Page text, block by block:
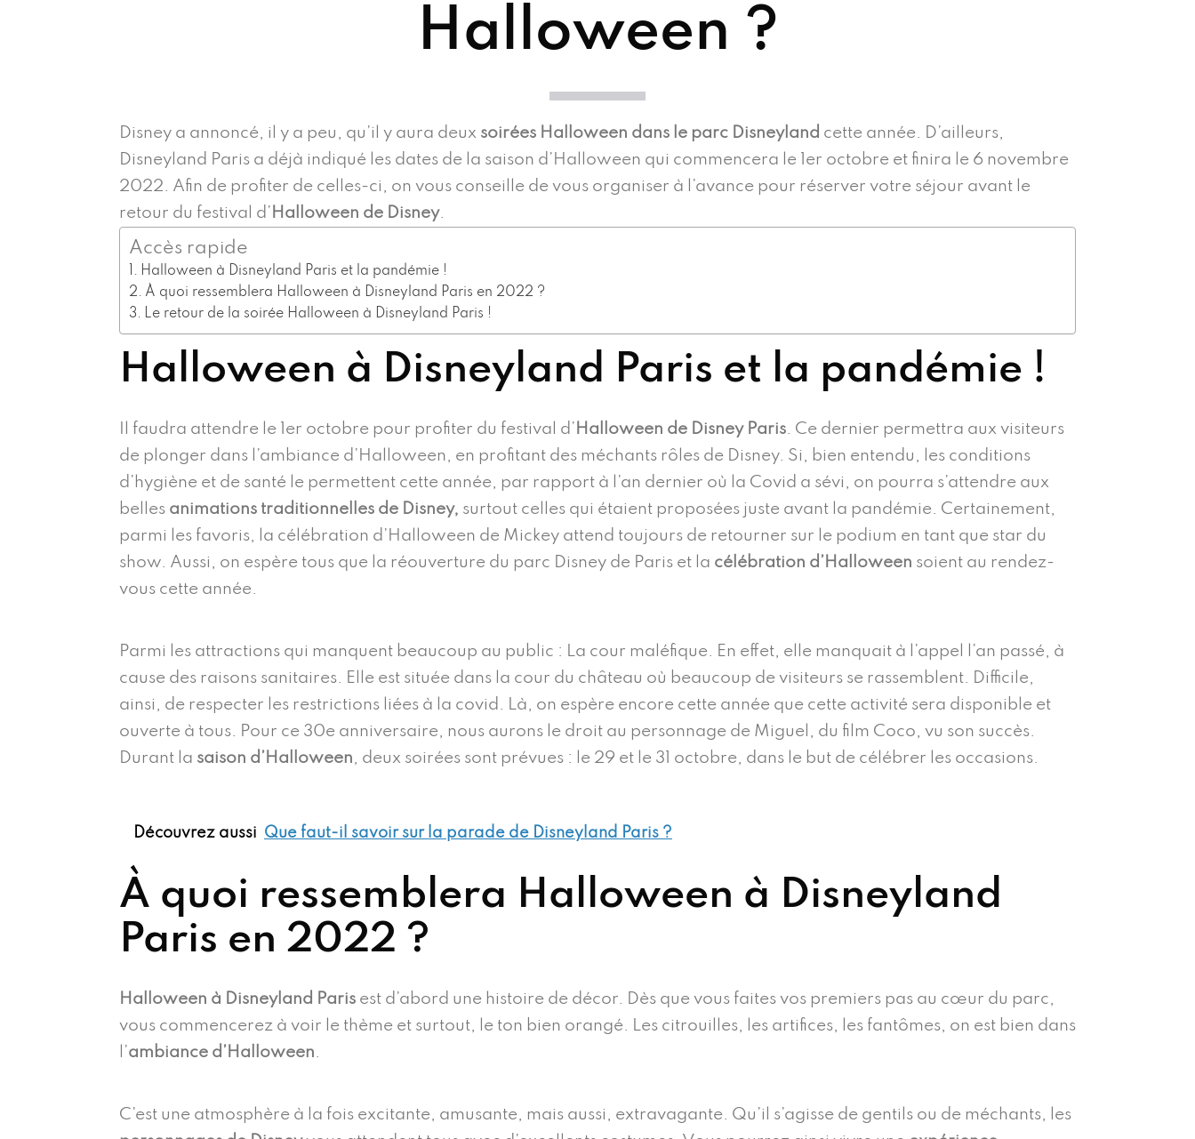
Halloween ?
Disney a annoncé, il y a peu, qu’il y aura deux soirées Halloween dans le parc Disneyland cette année. D’ailleurs,
Disneyland Paris a déjà indiqué les dates de la saison d’Halloween qui commencera le 1er octobre et finira le 6 novembre
2022. Afin de profiter de celles-ci, on vous conseille de vous organiser à l’avance pour réserver votre séjour avant le
retour du festival d’ Halloween de Disney.
Accès rapide
Halloween à Disneyland Paris et la pandémie !
À quoi ressemblera Halloween à Disneyland Paris en 2022 ?
Le retour de la soirée Halloween à Disneyland Paris !
Halloween à Disneyland Paris et la pandémie !
Il faudra attendre le 1er octobre pour profiter du festival d’ Halloween de Disney Paris. Ce dernier permettra aux visiteurs
de plonger dans l’ambiance d’Halloween, en profitant des méchants rôles de Disney. Si, bien entendu, les conditions
d’hygiène et de santé le permettent cette année, par rapport à l’an dernier où la Covid a sévi, on pourra s’attendre aux
belles animations traditionnelles de Disney, surtout celles qui étaient proposées juste avant la pandémie. Certainement,
parmi les favoris, la célébration d’Halloween de Mickey attend toujours de retourner sur le podium en tant que star du
show. Aussi, on espère tous que la réouverture du parc Disney de Paris et la célébration d’Halloween soient au rendez-
vous cette année.
Parmi les attractions qui manquent beaucoup au public : La cour maléfique. En effet, elle manquait à l’appel l’an passé, à
cause des raisons sanitaires. Elle est située dans la cour du château où beaucoup de visiteurs se rassemblent. Difficile,
ainsi, de respecter les restrictions liées à la covid. Là, on espère encore cette année que cette activité sera disponible et
ouverte à tous. Pour ce 30e anniversaire, nous aurons le droit au personnage de Miguel, du film Coco, vu son succès.
Durant la saison d’Halloween, deux soirées sont prévues : le 29 et le 31 octobre, dans le but de célébrer les occasions.
Découvrez aussi Que faut-il savoir sur la parade de Disneyland Paris ?
À quoi ressemblera Halloween à Disneyland
Paris en 2022 ?
Halloween à Disneyland Paris est d’abord une histoire de décor. Dès que vous faites vos premiers pas au cœur du parc,
vous commencerez à voir le thème et surtout, le ton bien orangé. Les citrouilles, les artifices, les fantômes, on est bien dans
l’ambiance d’Halloween.
C’est une atmosphère à la fois excitante, amusante, mais aussi, extravagante. Qu’il s’agisse de gentils ou de méchants, les